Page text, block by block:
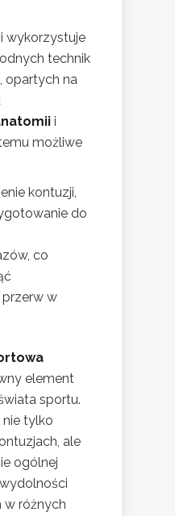
wykorzystuje
technik
opartych na
i
możliwe
kontuzji,
do
co
przerw w
element
sportu.
nie tylko
ale
ogólnej
w różnych